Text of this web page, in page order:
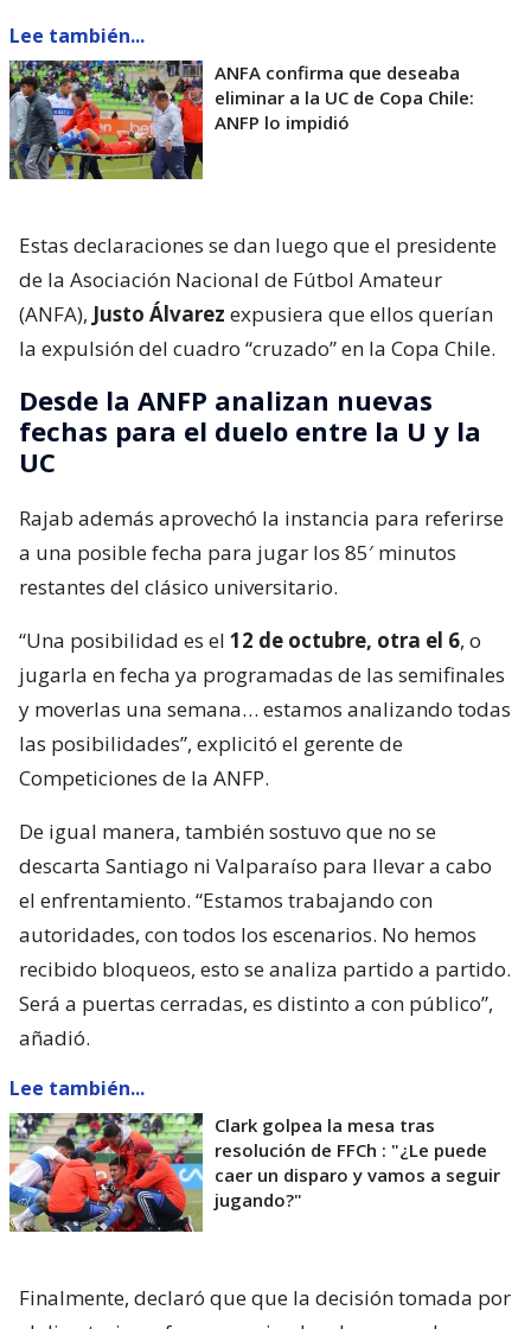
Lee también...
ANFA confirma que deseaba
eliminar a la UC de Copa Chile:
ANFP lo impidió
Estas declaraciones se dan luego que el presidente
de la Asociación Nacional de Fútbol Amateur
(ANFA), Justo Álvarez expusiera que ellos querían
la expulsión del cuadro “cruzado” en la Copa Chile.
Desde la ANFP analizan nuevas
fechas para el duelo entre la U y la
UC
Rajab además aprovechó la instancia para referirse
a una posible fecha para jugar los 85′ minutos
restantes del clásico universitario.
“Una posibilidad es el 12 de octubre, otra el 6, o
jugarla en fecha ya programadas de las semifinales
y moverlas una semana… estamos analizando todas
las posibilidades”, explicitó el gerente de
Competiciones de la ANFP.
De igual manera, también sostuvo que no se
descarta Santiago ni Valparaíso para llevar a cabo
el enfrentamiento. “Estamos trabajando con
autoridades, con todos los escenarios. No hemos
recibido bloqueos, esto se analiza partido a partido.
Será a puertas cerradas, es distinto a con público”,
añadió.
Lee también...
Clark golpea la mesa tras
resolución de FFCh : "¿Le puede
caer un disparo y vamos a seguir
jugando?"
Finalmente, declaró que que la decisión tomada por